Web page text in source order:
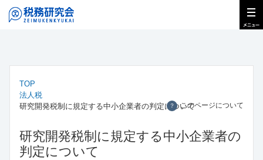
TOP
法人税
研究開発税制に規定する中小企業者の判定について
？ このページについて
研究開発税制に規定する中小企業者の
判定について